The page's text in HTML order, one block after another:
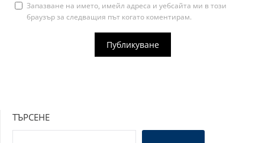
Запазване на името, имейл адреса и уебсайта ми в този
браузър за следващия път когато коментирам.
ТЪРСЕНЕ